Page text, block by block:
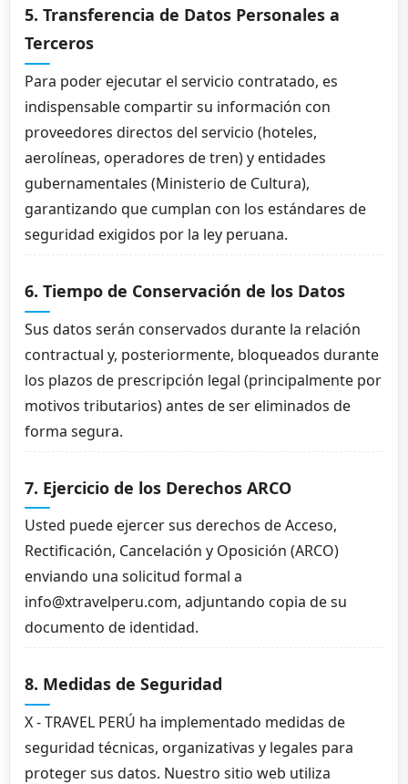
5. Transferencia de Datos Personales a
Terceros
Para poder ejecutar el servicio contratado, es
indispensable compartir su información con
proveedores directos del servicio (hoteles,
aerolíneas, operadores de tren) y entidades
gubernamentales (Ministerio de Cultura),
garantizando que cumplan con los estándares de
seguridad exigidos por la ley peruana.
6. Tiempo de Conservación de los Datos
Sus datos serán conservados durante la relación
contractual y, posteriormente, bloqueados durante
los plazos de prescripción legal (principalmente por
motivos tributarios) antes de ser eliminados de
forma segura.
7. Ejercicio de los Derechos ARCO
Usted puede ejercer sus derechos de Acceso,
Rectificación, Cancelación y Oposición (ARCO)
enviando una solicitud formal a
info@xtravelperu.com, adjuntando copia de su
documento de identidad.
8. Medidas de Seguridad
X - TRAVEL PERÚ ha implementado medidas de
seguridad técnicas, organizativas y legales para
proteger sus datos. Nuestro sitio web utiliza